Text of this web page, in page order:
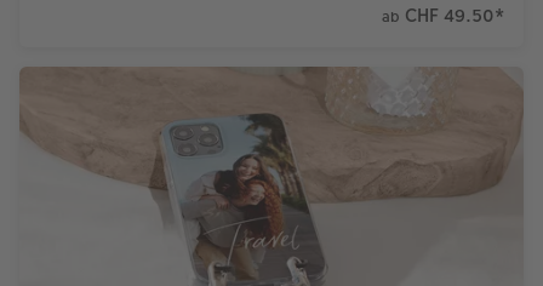
ab CHF 49.50*